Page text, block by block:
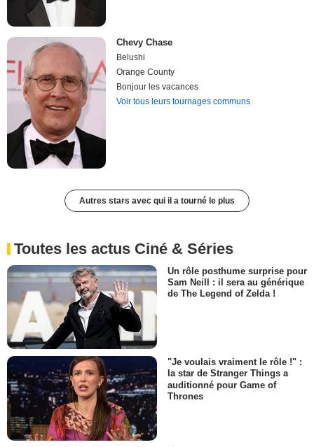
Chevy Chase
Belushi
Orange County
Bonjour les vacances
Voir tous leurs tournages communs
Autres stars avec qui il a tourné le plus
Toutes les actus Ciné & Séries
Un rôle posthume surprise pour
Sam Neill : il sera au générique
de The Legend of Zelda !
"Je voulais vraiment le rôle !" :
la star de Stranger Things a
auditionné pour Game of
Thrones